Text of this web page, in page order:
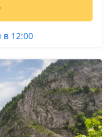
12:00